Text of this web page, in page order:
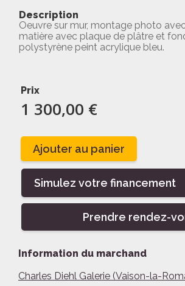
Description
Oeuvre sur mur, montage photo
matière avec plaque de plâtre et
polystyrène peint acrylique bleu.
Prix
1 300,00 €
Ajouter au panier
Simulez votre financement
Prendre rendez-
Information du marchand
Charles Diehl Galerie (Vaison-la-